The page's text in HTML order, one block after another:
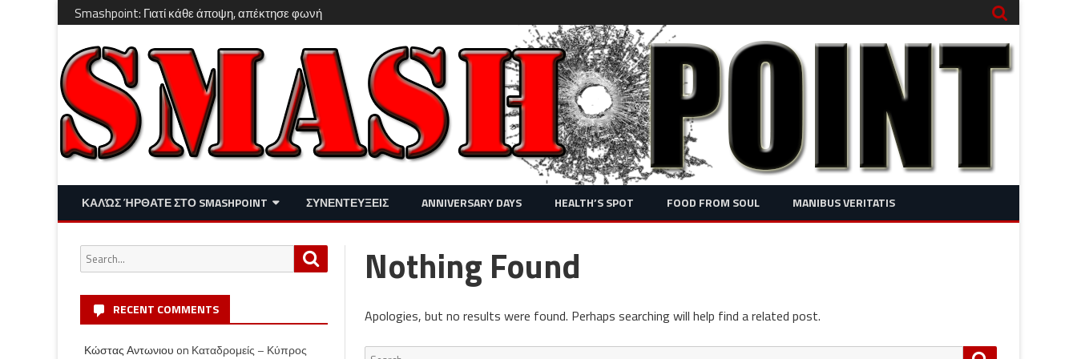
Smashpoint: Γιατί κάθε άποψη, απέκτησε φωνή
Skip
content
ΚΑΛΏΣ ΉΡΘΑΤΕ ΣΤΟ SMASHPOINT
ΔΙΑΣΚΈΔΑΣΗ – LIFESTYLE
ΣΥΝΕΝΤΕΥΞΕΙΣ ANNIVERSARY DAYS HEALTH’S SPOT FOOD FROM SOUL MANIBUS VERITATIS
Nothing Found
Apologies, but no results were found. Perhaps searching will help find a related post.
Search
for:
RECENT COMMENTS
Κώστας Αντωνιου on Καταδρομείς – Κύπρος